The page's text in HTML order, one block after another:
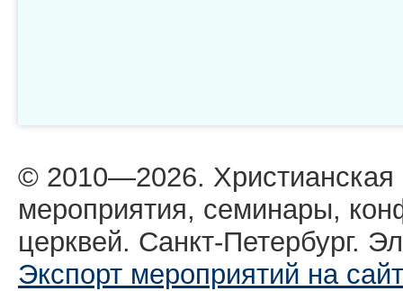
© 2010—2026.
мероприятия, семинары,
церквей. Санкт-Петербург.
Экспорт мероприятий на сайт